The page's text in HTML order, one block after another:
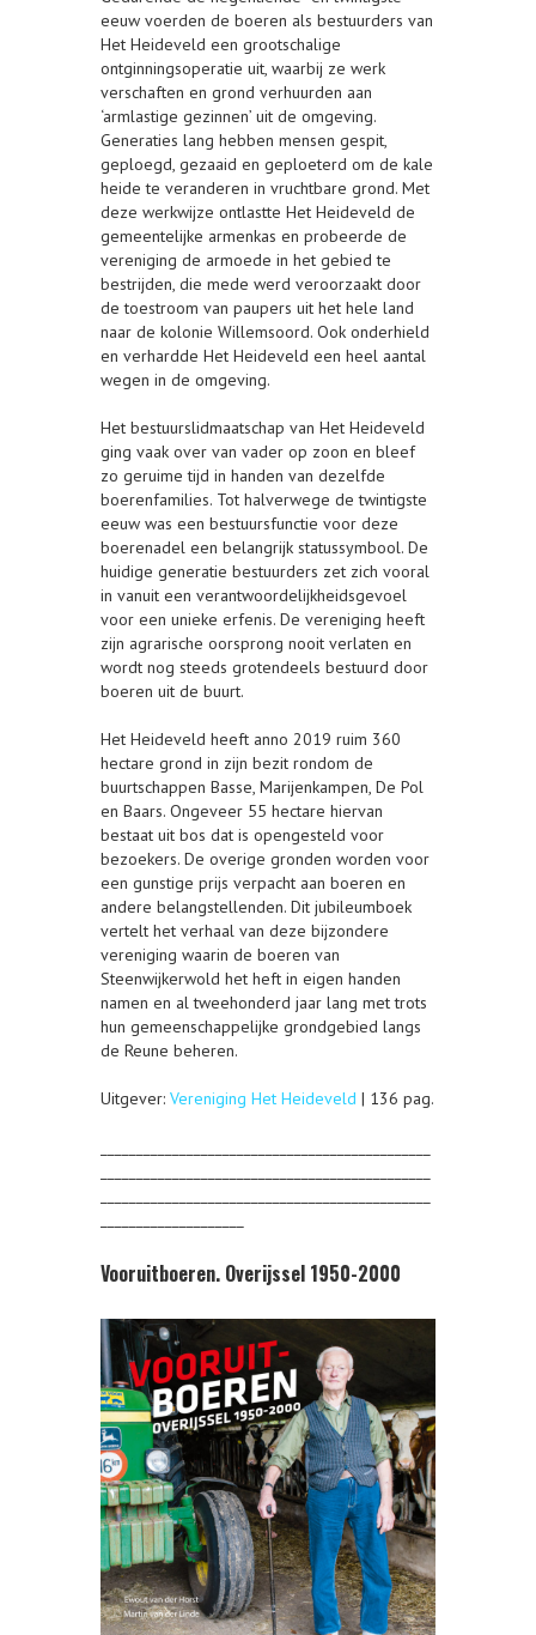
eeuw voerden de boeren als bestuurders van
Het Heideveld een grootschalige
ontginningsoperatie uit, waarbij ze werk
verschaften en grond verhuurden aan
‘armlastige gezinnen’ uit de omgeving.
Generaties lang hebben mensen gespit,
geploegd, gezaaid en geploeterd om de kale
heide te veranderen in vruchtbare grond. Met
deze werkwijze ontlastte Het Heideveld de
gemeentelijke armenkas en probeerde de
vereniging de armoede in het gebied te
bestrijden, die mede werd veroorzaakt door
de toestroom van paupers uit het hele land
naar de kolonie Willemsoord. Ook onderhield
en verhardde Het Heideveld een heel aantal
wegen in de omgeving.
Het bestuurslidmaatschap van Het Heideveld
ging vaak over van vader op zoon en bleef
zo geruime tijd in handen van dezelfde
boerenfamilies. Tot halverwege de twintigste
eeuw was een bestuursfunctie voor deze
boerenadel een belangrijk statussymbool. De
huidige generatie bestuurders zet zich vooral
in vanuit een verantwoordelijkheidsgevoel
voor een unieke erfenis. De vereniging heeft
zijn agrarische oorsprong nooit verlaten en
wordt nog steeds grotendeels bestuurd door
boeren uit de buurt.
Het Heideveld heeft anno 2019 ruim 360
hectare grond in zijn bezit rondom de
buurtschappen Basse, Marijenkampen, De Pol
en Baars. Ongeveer 55 hectare hiervan
bestaat uit bos dat is opengesteld voor
bezoekers. De overige gronden worden voor
een gunstige prijs verpacht aan boeren en
andere belangstellenden. Dit jubileumboek
vertelt het verhaal van deze bijzondere
vereniging waarin de boeren van
Steenwijkerwold het heft in eigen handen
namen en al tweehonderd jaar lang met trots
hun gemeenschappelijke grondgebied langs
de Reune beheren.
Uitgever: Vereniging Het Heideveld | 136 pag.
Vooruitboeren. Overijssel 1950-2000